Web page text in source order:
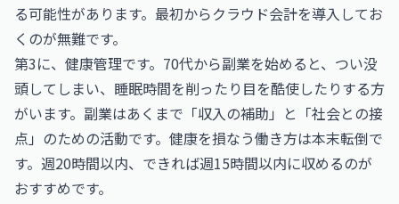
る可能性があります。最初からクラウド会計を導入してお
くのが無難です。
第3に、健康管理です。70代から副業を始めると、つい没
頭してしまい、睡眠時間を削ったり目を酷使したりする方
がいます。副業はあくまで「収入の補助」と「社会との接
点」のための活動です。健康を損なう働き方は本末転倒で
す。週20時間以内、できれば週15時間以内に収めるのが
おすすめです。